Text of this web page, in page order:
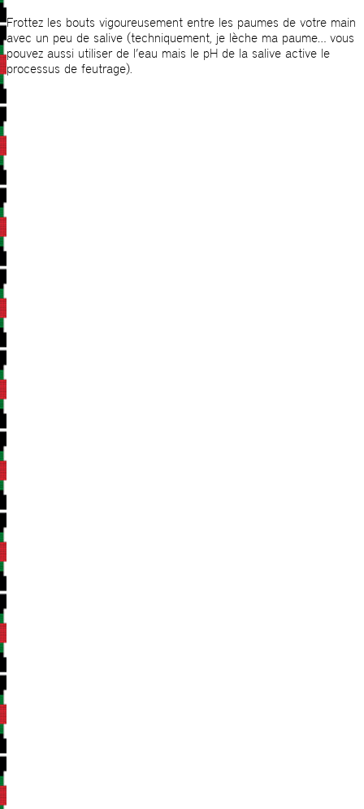
Frottez les bouts vigoureusement entre les paumes de votre main
avec un peu de salive (techniquement, je lèche ma paume… vous
pouvez aussi utiliser de l’eau mais le pH de la salive active le
processus de feutrage).